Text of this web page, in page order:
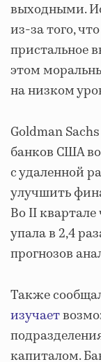
выходными.
из-за того,
пристальное
этом
на низком
Goldman
банков США
с удаленной
улучшить
Во II
упала в 2,4
прогнозов
Также
изучает
капиталом.